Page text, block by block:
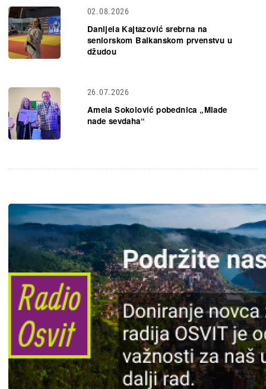
02.08.2026
Danijela Kajtazović srebrna na
seniorskom Balkanskom prvenstvu u
džudou
26.07.2026
Amela Sokolović pobednica „Mlade
nade sevdaha“
Slika